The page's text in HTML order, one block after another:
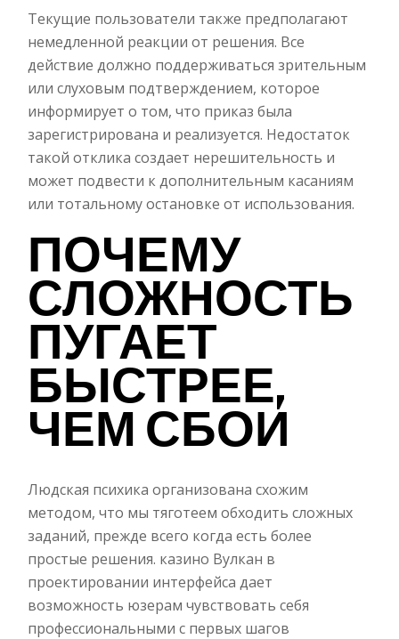
Текущие пользователи также предполагают
немедленной реакции от решения. Все
действие должно поддерживаться зрительным
или слуховым подтверждением, которое
информирует о том, что приказ была
зарегистрирована и реализуется. Недостаток
такой отклика создает нерешительность и
может подвести к дополнительным касаниям
или тотальному остановке от использования.
ПОЧЕМУ
СЛОЖНОСТЬ
ПУГАЕТ
БЫСТРЕЕ,
ЧЕМ СБОИ
Людская психика организована схожим
методом, что мы тяготеем обходить сложных
заданий, прежде всего когда есть более
простые решения. казино Вулкан в
проектировании интерфейса дает
возможность юзерам чувствовать себя
профессиональными с первых шагов